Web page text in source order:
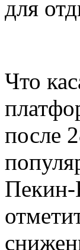
для
Что
после
Пекин-